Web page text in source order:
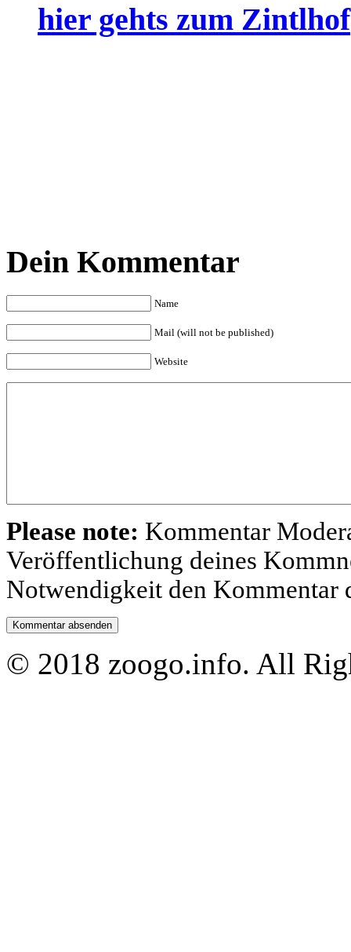
hier gehts zum Zintlhof
Dein Kommentar
Name
Mail (will not be published)
Website
Please note: Kommentar
Veröffentlichung deines
Notwendigkeit den Kommentar
© 2018 zoogo.info. All